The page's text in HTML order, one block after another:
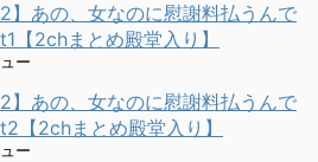
】あの、女なのに慰謝料払うんで
【2chまとめ殿堂入り】
ー
】あの、女なのに慰謝料払うんで
【2chまとめ殿堂入り】
ー